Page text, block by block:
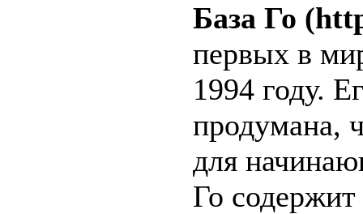
База Го
первых в
1994 году.
продумана,
для
Го